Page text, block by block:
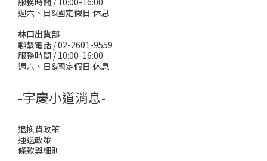
週六、日&國定假日 休息
林口出貨部
聯繫電話 / 02-2601-9559
服務時間 / 10:00-16:00
週六、日&國定假日 休息
-宇慶小道消息-
退換貨政策
運送政策
條款與細則